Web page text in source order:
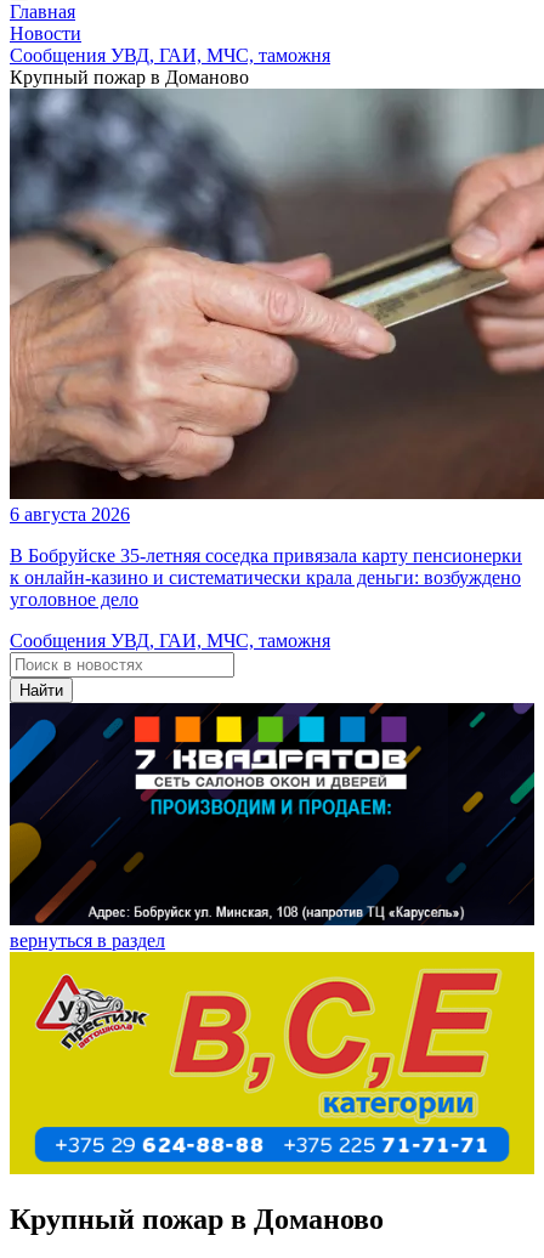
Главная
Новости
Сообщения УВД, ГАИ, МЧС, таможня
Крупный пожар в Доманово
6 августа 2026
В Бобруйске 35-летняя соседка привязала карту пенсионерки
к онлайн-казино и систематически крала деньги: возбуждено
уголовное дело
Сообщения УВД, ГАИ, МЧС, таможня
Найти
вернуться в раздел
Крупный пожар в Доманово